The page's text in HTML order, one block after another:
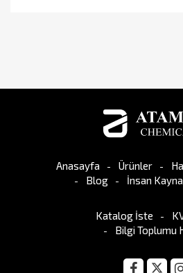
Anasayfa Ürünler
Blog
İnsan
Katalog İste
Bilgi Toplumu